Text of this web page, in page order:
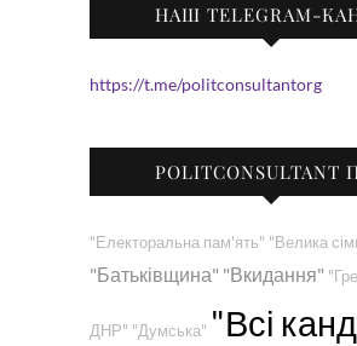
НАШ TELEGRAM-
https://t.me/politconsultantorg
POLITCONSULTANT
"Електоральна пам'ять" "Велика
"Батьківщина" "Вкидання"
ДНР" "Думська" "Всі